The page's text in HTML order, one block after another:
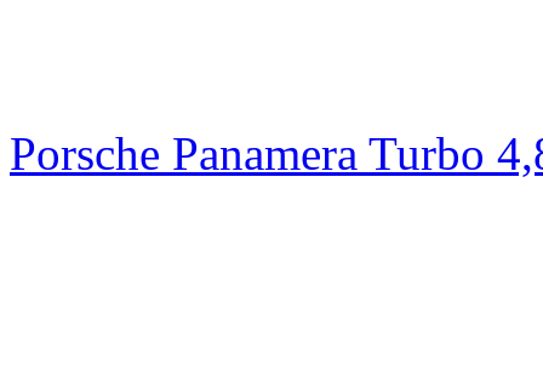
Porsche Panamera Turbo